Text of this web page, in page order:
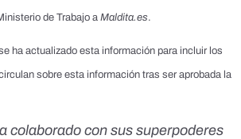
de Trabajo a Maldita.es.
ha actualizado esta información para incluir los
sobre esta información tras ser aprobada la
colaborado con sus superpoderes